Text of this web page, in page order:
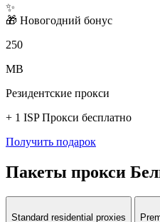
✨
🎁 Новогодний бонус
250
MB
Резидентские прокси
+ 1 ISP Прокси бесплатно
Получить подарок
Пакеты прокси
Standard residential proxies